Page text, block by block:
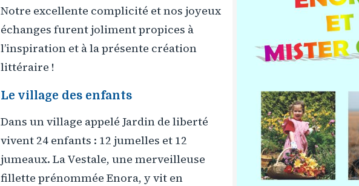
Notre excellente complicité et nos joyeux
échanges furent joliment propices à
l’inspiration et à la présente création
littéraire !
Le village des enfants
Dans un village appelé Jardin de liberté
vivent 24 enfants : 12 jumelles et 12
jumeaux. La Vestale, une merveilleuse
fillette prénommée Enora, y vit en